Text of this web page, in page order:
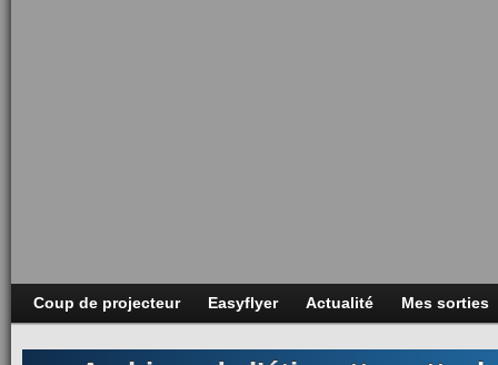
Coup de projecteur Easyflyer Actualité Mes sorties